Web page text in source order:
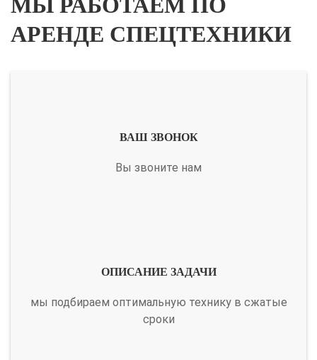
АРЕНДЕ СПЕЦТЕХНИКИ
ВАШ ЗВОНОК
Вы звоните нам
ОПИСАНИЕ ЗАДАЧИ
мы подбираем оптимальную технику в сжатые
сроки